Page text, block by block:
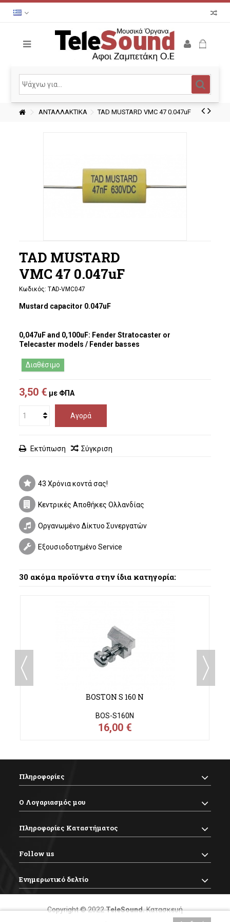
ΑΝΤΑΛΛΑΚΤΙΚΑ TAD MUSTARD VMC 47 0.047uF
TAD MUSTARD
VMC 47 0.047uF
Κωδικός: TAD-VMC047
Mustard capacitor 0.047uF
0,047uF and 0,100uF: Fender Stratocaster or
Telecaster models / Fender basses
Διαθέσιμο
3,50 € με ΦΠΑ
Αγορά
Εκτύπωση Σύγκριση
43 Χρόνια κοντά σας!
Κεντρικές Αποθήκες Ολλανδίας
Οργανωμένο Δίκτυο Συνεργατών
Εξουσιοδοτημένο Service
30 ακόμα προϊόντα στην ίδια κατηγορία:
BOSTON S 160 N
BOS-S160N
16,00 €
Πληροφορίες
Ο Λογαριασμός μου
Πληροφορίες Καταστήματος
Follow us
Ενημερωτικό δελτίο
Copyright © 2022TeleSound.Κατασκευή